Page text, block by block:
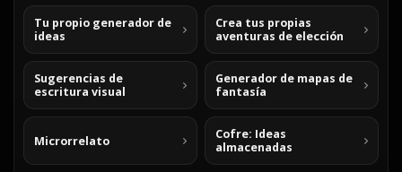
Tu propio generador de
ideas
Crea tus propias
aventuras de elección
Sugerencias de
escritura visual
Generador de mapas de
fantasía
Microrrelato
Cofre: Ideas
almacenadas